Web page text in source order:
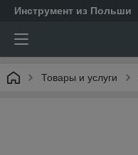
Инструмент из Польши
Товары и услуги